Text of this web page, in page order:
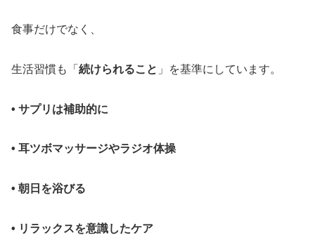
食事だけでなく、
生活習慣も「 続けられること 」を基準にしています。
• サプリは補助的に
• 耳ツボマッサージやラジオ体操
• 朝日を浴びる
• リラックスを意識したケア